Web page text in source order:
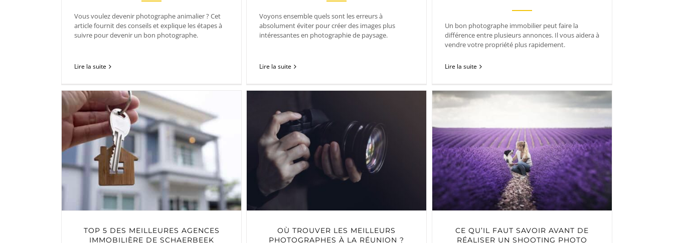
Vous voulez devenir photographe animalier ? Cet
article fournit des conseils et explique les étapes à
suivre pour devenir un bon photographe.
Lire la suite
Voyons ensemble quels sont les erreurs à
absolument éviter pour créer des images plus
intéressantes en photographie de paysage.
Lire la suite
Un bon photographe immobilier peut faire la
différence entre plusieurs annonces. Il vous aidera à
vendre votre propriété plus rapidement.
Lire la suite
TOP 5 DES MEILLEURES AGENCES
IMMOBILIÈRE DE SCHAERBEEK
OÙ TROUVER LES MEILLEURS
PHOTOGRAPHES À LA RÉUNION ?
CE QU’IL FAUT SAVOIR AVANT DE
RÉALISER UN SHOOTING PHOTO